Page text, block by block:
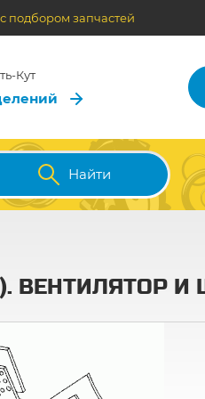
подбором запчастей
Кут
Найти
ВЕНТИЛЯТОР